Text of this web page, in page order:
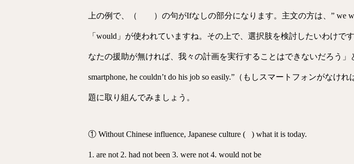
上の例で、（ ）の句がIfなしの部分になります。主文の方は、” we
「would」が使われていますね。その上で、選択肢を検討したいわけ
なたの援助が無ければ、我々の計画を実行することはできないだろう
smartphone, he couldn’t do his job so easily.”（もしスマートフォンがな
題に取り組んでみましょう。
① Without Chinese influence, Japanese culture ( ) what it is today.
1. are not 2. had not been 3. were not 4. would not be